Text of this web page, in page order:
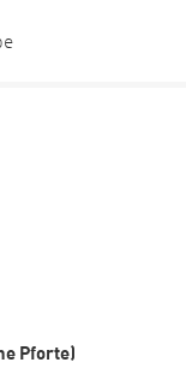
Pforte)